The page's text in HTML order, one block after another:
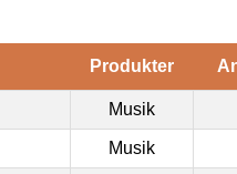
Produkter
Musik
Musik